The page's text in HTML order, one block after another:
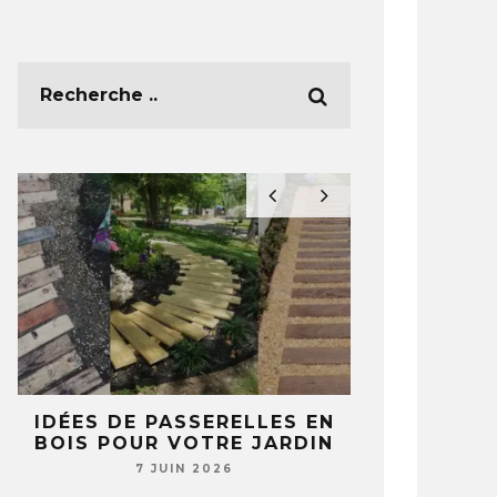
IDÉES DE PASSERELLES EN
BOIS POUR VOTRE JARDIN
7 JUIN 2026